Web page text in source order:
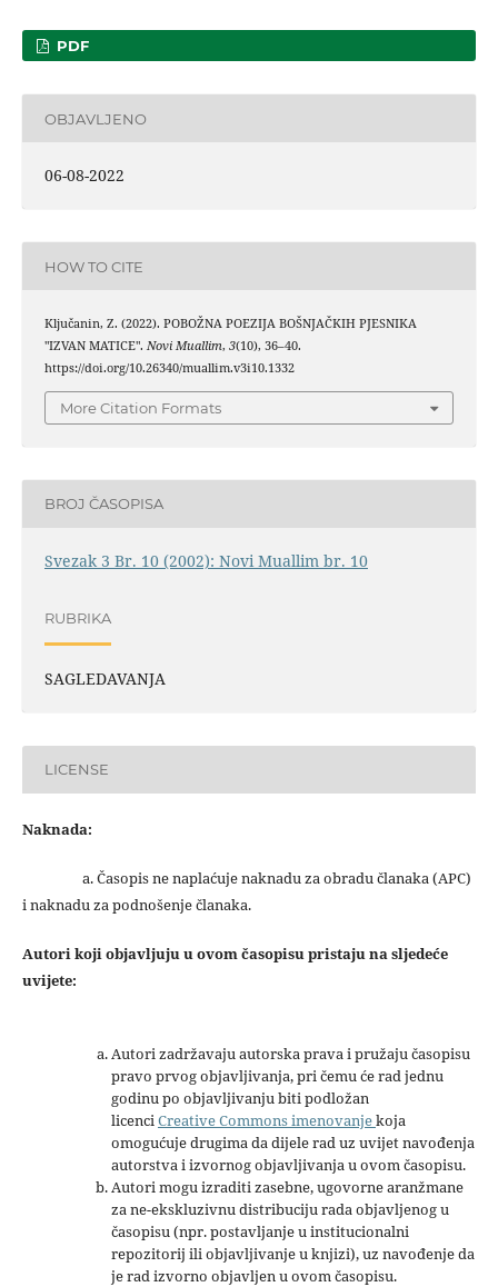
PDF
OBJAVLJENO
06-08-2022
HOW TO CITE
Ključanin, Z. (2022). POBOŽNA POEZIJA BOŠNJAČKIH PJESNIKA
"IZVAN MATICE". Novi Muallim, 3(10), 36–40.
https://doi.org/10.26340/muallim.v3i10.1332
More Citation Formats
BROJ ČASOPISA
Svezak 3 Br. 10 (2002): Novi Muallim br. 10
RUBRIKA
SAGLEDAVANJA
LICENSE
Naknada:
a. Časopis ne naplaćuje naknadu za obradu članaka (APC)
i naknadu za podnošenje članaka.
Autori koji objavljuju u ovom časopisu pristaju na sljedeće
uvijete:
Autori zadržavaju autorska prava i pružaju časopisu
pravo prvog objavljivanja, pri čemu će rad jednu
godinu po objavljivanju biti podložan
licenciCreative Commons imenovanjekoja
omogućuje drugima da dijele rad uz uvijet navođenja
autorstva i izvornog objavljivanja u ovom časopisu.
Autori mogu izraditi zasebne, ugovorne aranžmane
za ne-ekskluzivnu distribuciju rada objavljenog u
časopisu (npr. postavljanje u institucionalni
repozitorij ili objavljivanje u knjizi), uz navođenje da
je rad izvorno objavljen u ovom časopisu.